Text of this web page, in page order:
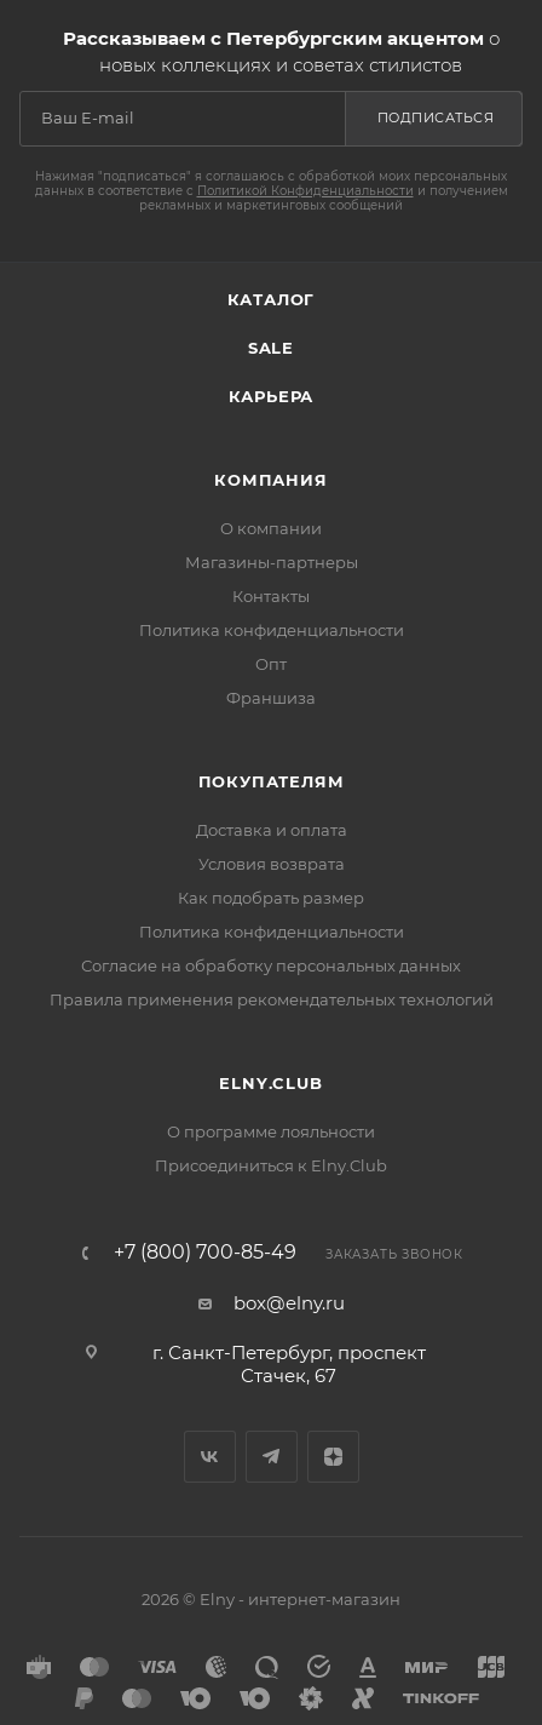
Рассказываем с Петербургским акцентом о
новых коллекциях и советах стилистов
ПОДПИСАТЬСЯ
Нажимая "подписаться" я соглашаюсь с обработкой моих персональных
данных в соответствие с Политикой Конфиденциальности и получением
рекламных и маркетинговых сообщений
КАТАЛОГ
SALE
КАРЬЕРА
КОМПАНИЯ
О компании
Магазины-партнеры
Контакты
Политика конфиденциальности
Опт
Франшиза
ПОКУПАТЕЛЯМ
Доставка и оплата
Условия возврата
Как подобрать размер
Политика конфиденциальности
Согласие на обработку персональных данных
Правила применения рекомендательных технологий
ELNY.CLUB
О программе лояльности
Присоединиться к Elny.Club
+7 (800) 700-85-49 ЗАКАЗАТЬ ЗВОНОК
box@elny.ru
г. Санкт-Петербург, проспект
Стачек, 67
2026 © Elny - интернет-магазин